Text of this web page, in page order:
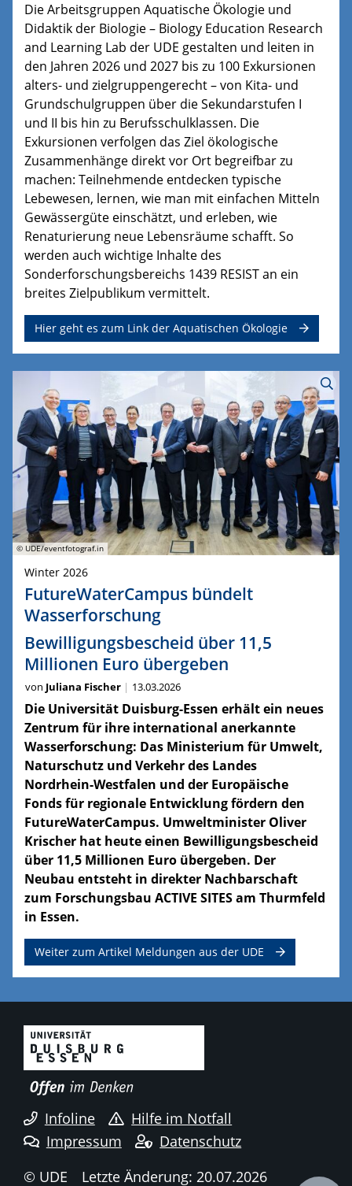
Die Arbeitsgruppen Aquatische Ökologie und
Didaktik der Biologie – Biology Education Research
and Learning Lab der UDE gestalten und leiten in
den Jahren 2026 und 2027 bis zu 100 Exkursionen
alters- und zielgruppengerecht – von Kita- und
Grundschulgruppen über die Sekundarstufen I
und II bis hin zu Berufsschulklassen. Die
Exkursionen verfolgen das Ziel ökologische
Zusammenhänge direkt vor Ort begreifbar zu
machen: Teilnehmende entdecken typische
Lebewesen, lernen, wie man mit einfachen Mitteln
Gewässergüte einschätzt, und erleben, wie
Renaturierung neue Lebensräume schafft. So
werden auch wichtige Inhalte des
Sonderforschungsbereichs 1439 RESIST an ein
breites Zielpublikum vermittelt.
Hier geht es zum Link der Aquatischen Ökologie
© UDE/eventfotograf.in
Winter 2026
FutureWaterCampus bündelt
Wasserforschung
Bewilligungsbescheid über 11,5
Millionen Euro übergeben
von Juliana Fischer 13.03.2026
Die Universität Duisburg-Essen erhält ein neues
Zentrum für ihre international anerkannte
Wasserforschung: Das Ministerium für Umwelt,
Naturschutz und Verkehr des Landes
Nordrhein-Westfalen und der Europäische
Fonds für regionale Entwicklung fördern den
FutureWaterCampus. Umweltminister Oliver
Krischer hat heute einen Bewilligungsbescheid
über 11,5 Millionen Euro übergeben. Der
Neubau entsteht in direkter Nachbarschaft
zum Forschungsbau ACTIVE SITES am Thurmfeld
in Essen.
Weiter zum Artikel Meldungen aus der UDE
Infoline
Hilfe im Notfall
Impressum
Datenschutz
© UDE
Letzte Änderung: 20.07.2026